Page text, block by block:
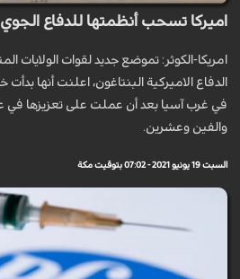
اميركا تسحب أنظمتها للدفاع
امريكا-الكوثر: تموضع جديد لقوات الولايات
الدفاع الاميركية البنتاغون، اعلنت أنها
في غرب آسيا بعد أن عملت على تعزيزها
والفين وعشرين.
السبت 19 يونيو 2021 - 07:02 بتوقيت مكة